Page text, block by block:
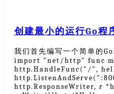
创建最小的运行Go程
我们首先编写一个简单的
import "net/http" func
http.HandleFunc("/",
http.ResponseWriter, r